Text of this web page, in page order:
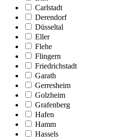
Carlstadt
Derendorf
Düsseltal
Eller
Flehe
Flingern
Friedrichstadt
Garath
Gerresheim
Golzheim
Grafenberg
Hafen
Hamm
Hassels